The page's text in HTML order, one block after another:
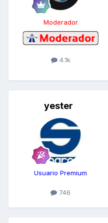
Moderador
4.1k
yester
Usuario Premium
746